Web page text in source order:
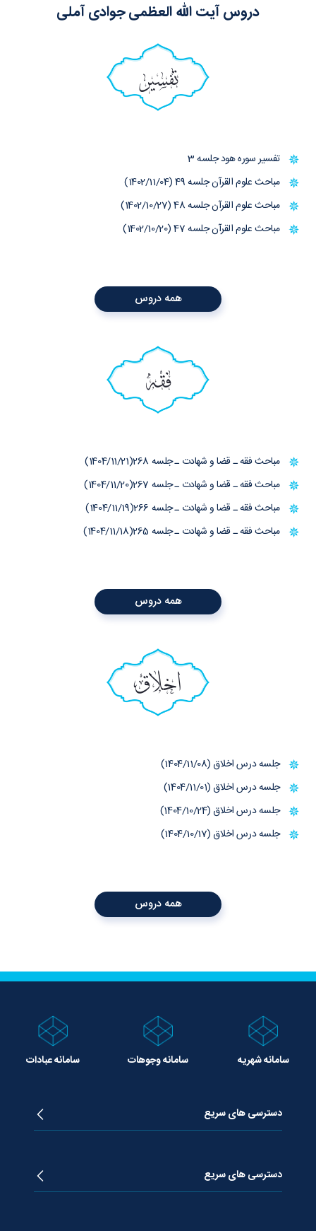
دروس آیت الله العظمی جوادی آملی
تفسیر
تفسیر سوره هود جلسه 3
مباحث علوم القرآن جلسه 49 (1402/11/04)
مباحث علوم القرآن جلسه 48 (1402/10/27)
مباحث علوم القرآن جلسه 47 (1402/10/20)
همه دروس
فقه
مباحث فقه ـ قضا و شهادت ـ جلسه 268(1404/11/21)
مباحث فقه ـ قضا و شهادت ـ جلسه 267(1404/11/20)
مباحث فقه ـ قضا و شهادت ـ جلسه 266(1404/11/19)
مباحث فقه ـ قضا و شهادت ـ جلسه 265(1404/11/18)
همه دروس
اخلاق
جلسه درس اخلاق (1404/11/08)
جلسه درس اخلاق (1404/11/01)
جلسه درس اخلاق (1404/10/24)
جلسه درس اخلاق (1404/10/17)
همه دروس
سامانه شهریه سامانه وجوهات سامانه عبادات
دسترسی های سریع
دسترسی های سریع